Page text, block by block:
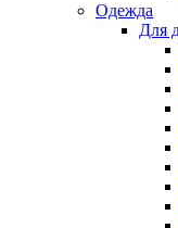
Одежда
Для